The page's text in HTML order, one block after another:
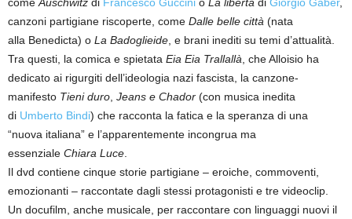
comeAuschwitz di Francesco Guccini o La libertà di Giorgio Gaber,
canzoni partigiane riscoperte, come Dalle belle città (nata
alla Benedicta) o La Badoglieide, e brani inediti su temi d’attualità.
Tra questi, la comica e spietata Eia Eia Trallallà, che Alloisio ha
dedicato ai rigurgiti dell’ideologia nazi fascista, la canzone-
manifesto Tieni duro, Jeans e Chador (con musica inedita
di Umberto Bindi) che racconta la fatica e la speranza di una
“nuova italiana” e l’apparentemente incongrua ma
essenziale Chiara Luce.
Il dvd contiene cinque storie partigiane – eroiche, commoventi,
emozionanti – raccontate dagli stessi protagonisti e tre videoclip.
Un docufilm, anche musicale, per raccontare con linguaggi nuovi il